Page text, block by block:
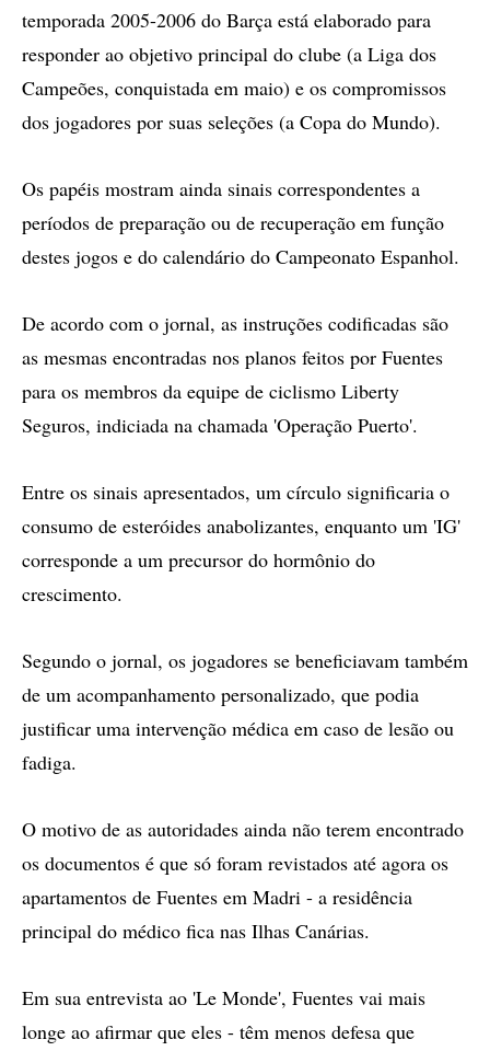
temporada 2005-2006 do Barça está elaborado para
responder ao objetivo principal do clube (a Liga dos
Campeões, conquistada em maio) e os compromissos
dos jogadores por suas seleções (a Copa do Mundo).
Os papéis mostram ainda sinais correspondentes a
períodos de preparação ou de recuperação em função
destes jogos e do calendário do Campeonato Espanhol.
De acordo com o jornal, as instruções codificadas são
as mesmas encontradas nos planos feitos por Fuentes
para os membros da equipe de ciclismo Liberty
Seguros, indiciada na chamada 'Operação Puerto'.
Entre os sinais apresentados, um círculo significaria o
consumo de esteróides anabolizantes, enquanto um 'IG'
corresponde a um precursor do hormônio do
crescimento.
Segundo o jornal, os jogadores se beneficiavam também
de um acompanhamento personalizado, que podia
justificar uma intervenção médica em caso de lesão ou
fadiga.
O motivo de as autoridades ainda não terem encontrado
os documentos é que só foram revistados até agora os
apartamentos de Fuentes em Madri - a residência
principal do médico fica nas Ilhas Canárias.
Em sua entrevista ao 'Le Monde', Fuentes vai mais
longe ao afirmar que eles - têm menos defesa que